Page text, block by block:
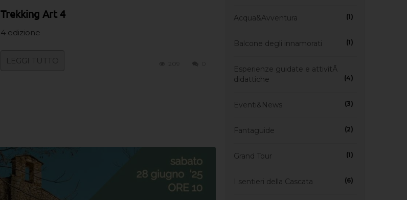
Trekking Art 4
4 edizione
LEGGI TUTTO
Acqua&Avventura (1)
Balcone degli innamorati (1)
Esperienze guidate e attivitÃ
didattiche
(4)
Eventi&News (3)
Fantaguide (2)
Grand Tour (1)
I sentieri della Cascata (6)